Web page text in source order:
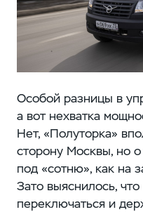
Особой разницы в
а вот нехватка
Нет, «Полуторка»
сторону Москвы, но
под «сотню», как на
Зато выяснилось,
переключаться и